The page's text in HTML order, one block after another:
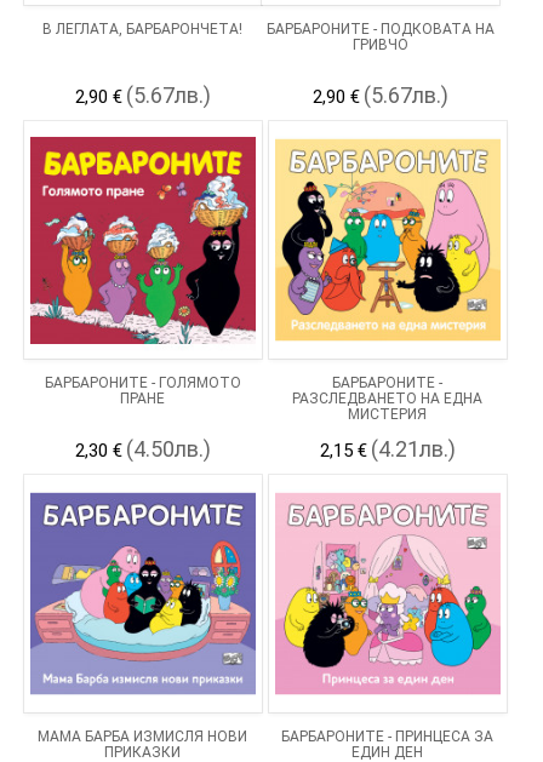
В ЛЕГЛАТА, БАРБАРОНЧЕТА!
2,90 € (5.67лв.)
БАРБАРОНИТЕ - ПОДКОВАТА НА
ГРИВЧО
2,90 € (5.67лв.)
БАРБАРОНИТЕ - ГОЛЯМОТО
ПРАНЕ
2,30 € (4.50лв.)
БАРБАРОНИТЕ -
РАЗСЛЕДВАНЕТО НА ЕДНА
МИСТЕРИЯ
2,15 € (4.21лв.)
МАМА БАРБА ИЗМИСЛЯ НОВИ
ПРИКАЗКИ
БАРБАРОНИТЕ - ПРИНЦЕСА ЗА
ЕДИН ДЕН